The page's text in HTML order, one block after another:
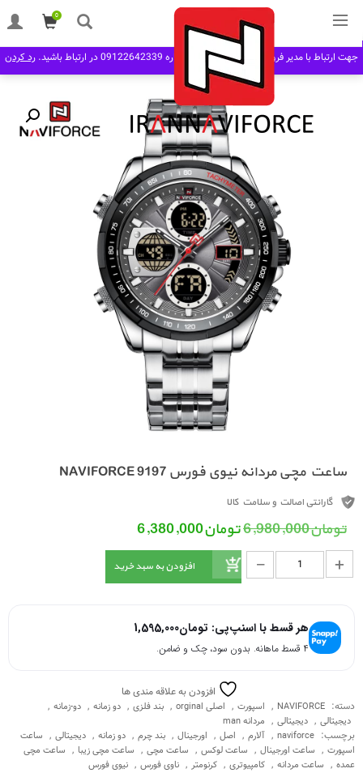
0
خانه مردانه man بند فلزی ساعت مچی مردانه نیوی فورس NAVIFORCE 9197
ساعت مچی مردانه نیوی فورس NAVIFORCE 9197
گارانتی اصالت و سلامت کالا
تومان6,980,000قیمت اصلی: تومان6,980,000 بود.
تومان6,380,000قیمت فعلی: تومان6,380,000.
ساعت مچی مردانه نیوی فورس NAVIFORCE 9197 عدد
+
_ افزودن به سبد خرید
هر قسط با اسنپ‌پی: تومان1,595,000
۴ قسط ماهانه. بدون سود، چک و ضامن.
افزودن به علاقه مندی ها
دسته: NAVIFORCE
, اسپورت , اصلی orginal , بند فلزی , دو زمانه , دو-زمانه ,
دیجیتالی , دیجیتالی , مردانه man
برچسب: naviforce
, آلارم , اصل , اورجینال , بند چرم , دو زمانه , دیجیتالی , ساعت
اسپورت , ساعت اورجینال , ساعت لوکس , ساعت مچی , ساعت مچی زیبا , ساعت مچی
عمده , ساعت مردانه , کامپیوتری , کرنومتر , ناوی فورس , نیوی فورس
جهت ارتباط با مدیر فروش در نرم افزار بله به شماره 09122642339 در ارتباط باشید. رد کردن